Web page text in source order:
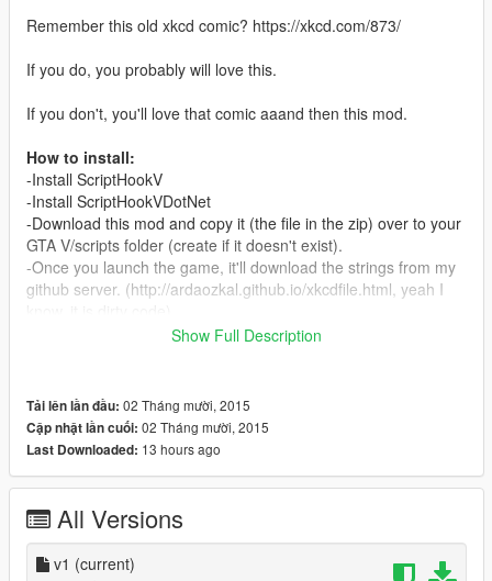
Remember this old xkcd comic? https://xkcd.com/873/
If you do, you probably will love this.
If you don't, you'll love that comic aaand then this mod.
How to install:
-Install ScriptHookV
-Install ScriptHookVDotNet
-Download this mod and copy it (the file in the zip) over to your
GTA V/scripts folder (create if it doesn't exist).
-Once you launch the game, it'll download the strings from my
github server. (http://ardaozkal.github.io/xkcdfile.html, yeah I
you shoot to kill, not the ones you ride over, chop etc.
Show Full Description
Tải lên lần đầu: 02 Tháng mười, 2015
Cập nhật lần cuối: 02 Tháng mười, 2015
Last Downloaded: 13 hours ago
All Versions
v1 (current)